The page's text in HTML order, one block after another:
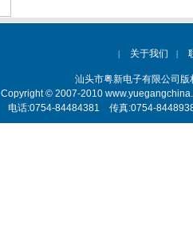
| 关于我们 |
汕头市粤新电子有限公司
Copyright © 2007-2010
电话:0754-84484381 传真:0754-